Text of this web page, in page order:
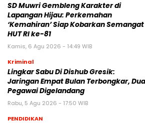
SD Muwri Gembleng Karakter di
Lapangan Hijau: Perkemahan
‘Kemahiran’ Siap Kobarkan Semangat
HUT RI ke-81
Kamis, 6 Agu 2026 - 14:49 WIB
Kriminal
Lingkar Sabu Di Dishub Gresik:
Jaringan Empat Bulan Terbongkar, Dua
Pegawai Digelandang
Rabu, 5 Agu 2026 - 17:50 WIB
PENDIDIKAN